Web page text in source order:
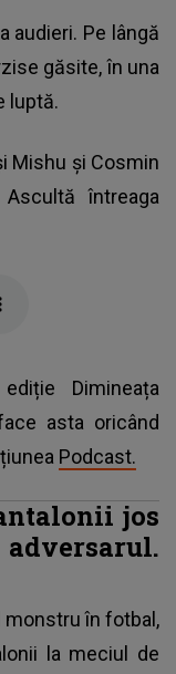
audieri. Pe lângă
găsite, în una
luptă.
Mishu și Cosmin
întreaga
Dimineața
asta oricând
Podcast.
jos
monstru în fotbal,
la meciul de